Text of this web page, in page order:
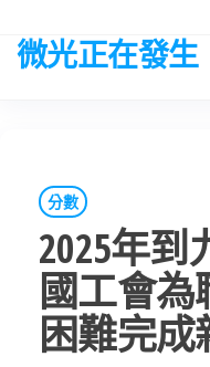
微光正在發生
分數
2025年
國工會
困難完成